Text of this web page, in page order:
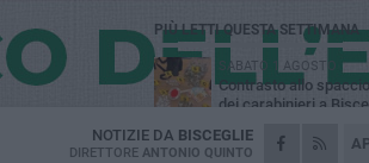
NOTIZIE DA BISCEGLIE
DIRETTORE ANTONIO QUINTO
PIÙ LETTI QUESTA SETTIMANA
SABATO 1 AGOSTO
Contrasto allo
dei carabinieri a
MARTEDÌ 4 AGOSTO
Emergenza caldo, il